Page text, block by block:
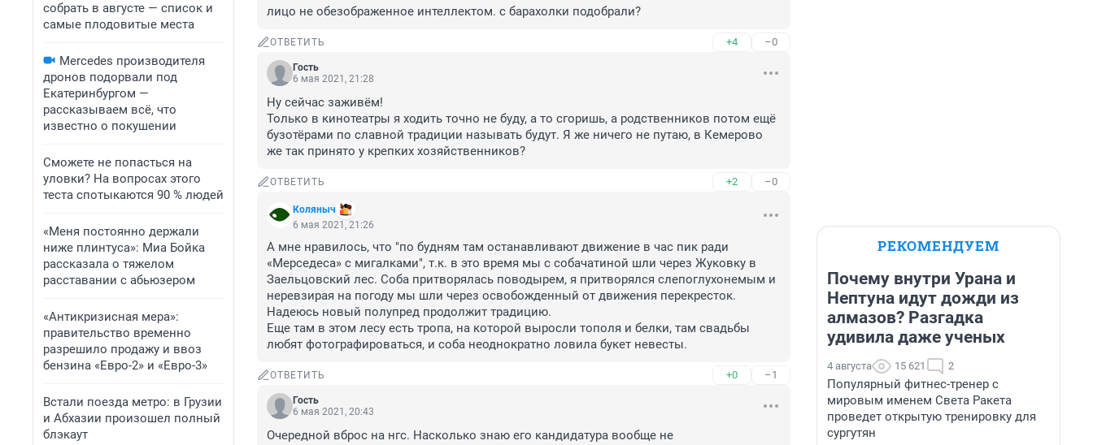
собрать в августе — список и
самые плодовитые места
Mercedes производителя
дронов подорвали под
Екатеринбургом —
рассказываем всё, что
известно о покушении
Сможете не попасться на
уловки? На вопросах этого
теста спотыкаются 90 % людей
«Меня постоянно держали
ниже плинтуса»: Миа Бойка
рассказала о тяжелом
расставании с абьюзером
«Антикризисная мера»:
правительство временно
разрешило продажу и ввоз
бензина «Евро-2» и «Евро-3»
Встали поезда метро: в Грузии
и Абхазии произошел полный
блэкаут
лицо не обезображенное интеллектом. с барахолки подобрали?
ОТВЕТИТЬ +4 –0
Гость
6 мая 2021, 21:28
Ну сейчас заживём!
Только в кинотеатры я ходить точно не буду, а то сгоришь, а родственников потом ещё
бузотёрами по славной традиции называть будут. Я же ничего не путаю, в Кемерово
же так принято у крепких хозяйственников?
ОТВЕТИТЬ +2 –0
Коляныч
6 мая 2021, 21:26
А мне нравилось, что "по будням там останавливают движение в час пик ради
«Мерседеса» с мигалками", т.к. в это время мы с собачатиной шли через Жуковку в
Заельцовский лес. Соба притворялась поводырем, я притворялся слепоглухонемым и
неревзирая на погоду мы шли через освобожденный от движения перекресток.
Надеюсь новый полупред продолжит традицию.
Еще там в этом лесу есть тропа, на которой выросли тополя и белки, там свадьбы
любят фотографироваться, и соба неоднократно ловила букет невесты.
ОТВЕТИТЬ +0 –1
Гость
6 мая 2021, 20:43
Очередной вброс на нгс. Насколько знаю его кандидатура вообще не
РЕКОМЕНДУЕМ
Почему внутри Урана и
Нептуна идут дожди из
алмазов? Разгадка
удивила даже ученых
4 августа 15 621 2
Популярный фитнес-тренер с
мировым именем Света Ракета
проведет открытую тренировку для
сургутян